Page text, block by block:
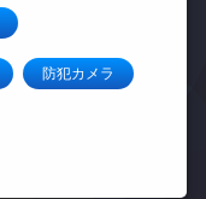
防犯カメラ